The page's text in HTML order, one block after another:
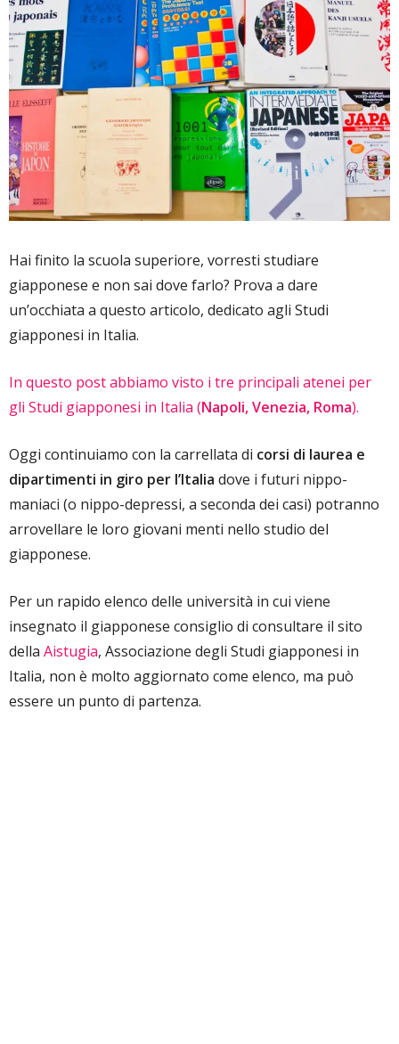
Hai finito la scuola superiore, vorresti studiare
giapponese e non sai dove farlo? Prova a dare
un’occhiata a questo articolo, dedicato agli Studi
giapponesi in Italia.
In questo post abbiamo visto i tre principali atenei per
gli Studi giapponesi in Italia (Napoli, Venezia, Roma).
Oggi continuiamo con la carrellata di corsi di laurea e
dipartimenti in giro per l’Italia dove i futuri nippo-
maniaci (o nippo-depressi, a seconda dei casi) potranno
arrovellare le loro giovani menti nello studio del
giapponese.
Per un rapido elenco delle università in cui viene
insegnato il giapponese consiglio di consultare il sito
della Aistugia, Associazione degli Studi giapponesi in
Italia, non è molto aggiornato come elenco, ma può
essere un punto di partenza.